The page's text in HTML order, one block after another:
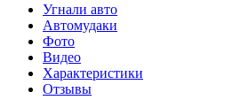
Угнали авто
Автомудаки
Фото
Видео
Характеристики
Отзывы